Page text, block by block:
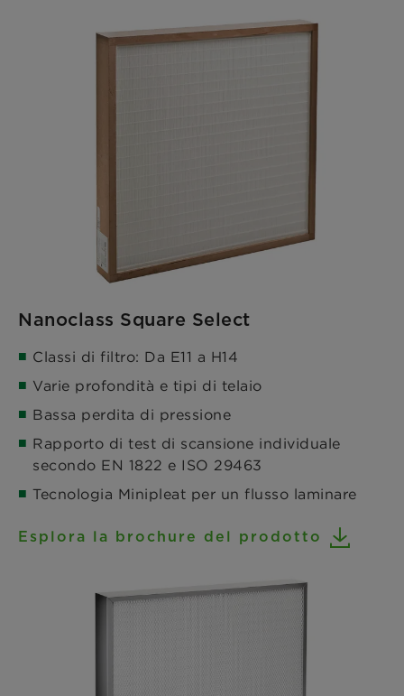
Nanoclass Square Select
Classi di filtro: Da E11 a H14
Varie profondità e tipi di telaio
Bassa perdita di pressione
Rapporto di test di scansione individuale
secondo EN 1822 e ISO 29463
Tecnologia Minipleat per un flusso laminare
Esplora la brochure del prodotto